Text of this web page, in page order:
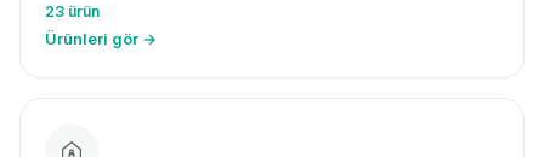
23 ürün
Ürünleri gör →